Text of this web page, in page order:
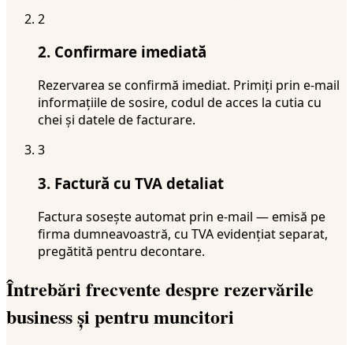
2
2. Confirmare imediată
Rezervarea se confirmă imediat. Primiți prin e-mail
informațiile de sosire, codul de acces la cutia cu
chei și datele de facturare.
3
3. Factură cu TVA detaliat
Factura sosește automat prin e-mail — emisă pe
firma dumneavoastră, cu TVA evidențiat separat,
pregătită pentru decontare.
Întrebări frecvente despre rezervările
business și pentru muncitori